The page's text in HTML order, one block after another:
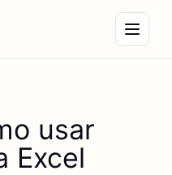
usar
Excel